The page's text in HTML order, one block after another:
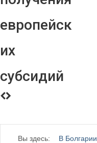
европейск
их
субсидий
Вы здесь: В Болгарии